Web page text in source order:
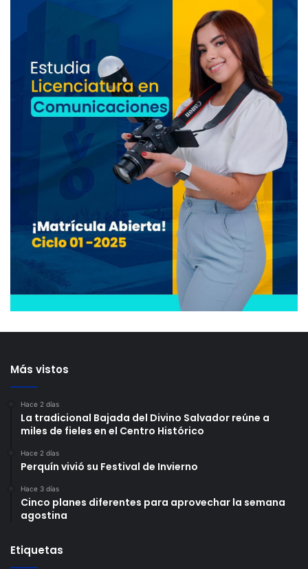
Más vistos
Hace 2 días
La tradicional Bajada del Divino Salvador reúne a
miles de fieles en el Centro Histórico
Hace 2 días
Perquín vivió su Festival de Invierno
Hace 3 días
Cinco planes diferentes para aprovechar la semana
agostina
Etiquetas